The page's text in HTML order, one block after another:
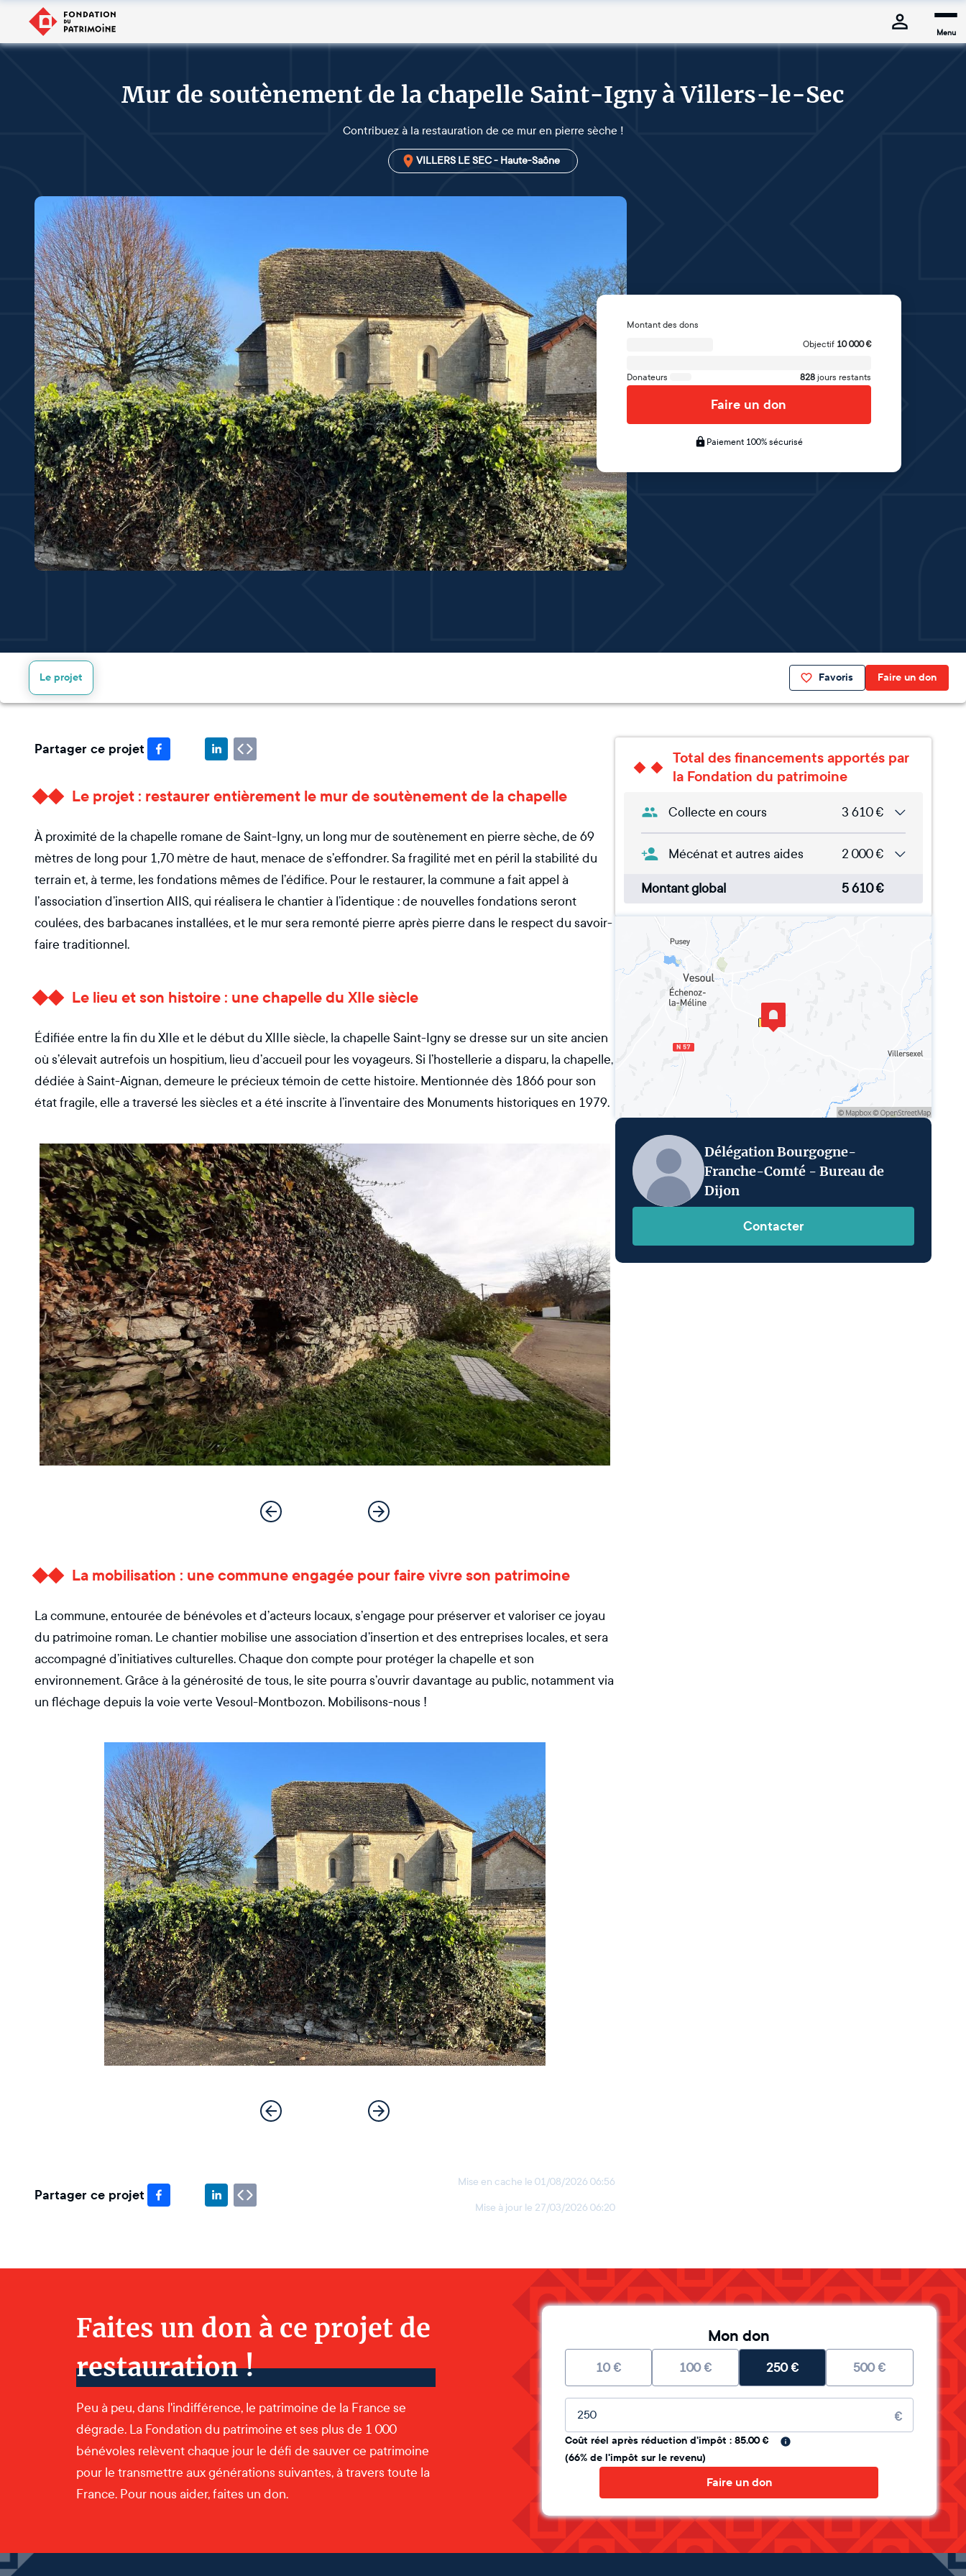
Menu
Mur de soutènement de la chapelle Saint-Igny à Villers-le-Sec
Contribuez à la restauration de ce mur en pierre sèche !
VILLERS LE SEC - Haute-Saône
Montant des dons
Objectif 10 000€
Donateurs 828 jours restants
Faire un don
Paiement 100% sécurisé
Favoris Faire un don
Le projet
Partager ce projet
Le projet : restaurer entièrement le mur de soutènement de la chapelle
À proximité de la chapelle romane de Saint-Igny, un long mur de soutènement en pierre sèche, de 69
mètres de long pour 1,70 mètre de haut, menace de s’effondrer. Sa fragilité met en péril la stabilité du
terrain et, à terme, les fondations mêmes de l’édifice. Pour le restaurer, la commune a fait appel à
l’association d’insertion AIIS, qui réalisera le chantier à l’identique : de nouvelles fondations seront
coulées, des barbacanes installées, et le mur sera remonté pierre après pierre dans le respect du savoir-
faire traditionnel.
Le lieu et son histoire : une chapelle du XIIe siècle
Édifiée entre la fin du XIIe et le début du XIIIe siècle, la chapelle Saint-Igny se dresse sur un site ancien
où s’élevait autrefois un hospitium, lieu d’accueil pour les voyageurs. Si l’hostellerie a disparu, la chapelle,
dédiée à Saint-Aignan, demeure le précieux témoin de cette histoire. Mentionnée dès 1866 pour son
état fragile, elle a traversé les siècles et a été inscrite à l’inventaire des Monuments historiques en 1979.
La mobilisation : une commune engagée pour faire vivre son patrimoine
La commune, entourée de bénévoles et d’acteurs locaux, s’engage pour préserver et valoriser ce joyau
du patrimoine roman. Le chantier mobilise une association d’insertion et des entreprises locales, et sera
accompagné d’initiatives culturelles. Chaque don compte pour protéger la chapelle et son
environnement. Grâce à la générosité de tous, le site pourra s’ouvrir davantage au public, notamment via
un fléchage depuis la voie verte Vesoul-Montbozon. Mobilisons-nous !
Partager ce projet
Mise en cache le 01/08/2026 06:56
Mise à jour le 27/03/2026 06:20
Total des financements apportés par
la Fondation du patrimoine
Collecte en cours 3 610€
Mécénat et autres aides 2 000€
Montant global 5 610€
Délégation Bourgogne-
Franche-Comté - Bureau de
Dijon
Contacter
Faites un don à ce projet de
restauration !
Peu à peu, dans l'indifférence, le patrimoine de la France se
dégrade. La Fondation du patrimoine et ses plus de 1 000
bénévoles relèvent chaque jour le défi de sauver ce patrimoine
pour le transmettre aux générations suivantes, à travers toute la
France. Pour nous aider, faites un don.
Mon don
10€ 100€ 250€ 500€
Montant libre €
Coût réel après réduction d'impôt : 85.00 €
(66% de l'impôt sur le revenu)
Faire un don